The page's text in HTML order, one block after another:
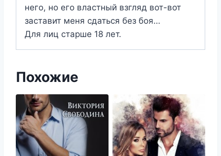
него, но его властный взгляд вот-вот
заставит меня сдаться без боя…
Для лиц старше 18 лет.
Похожие